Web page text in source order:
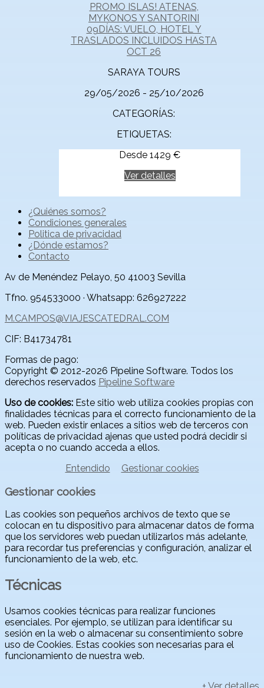
PROMO ISLAS! ATENAS,
MYKONOS Y SANTORINI
09DÍAS: VUELO, HOTEL Y
TRASLADOS INCLUIDOS HASTA
OCT 26
SARAYA TOURS
29/05/2026 - 25/10/2026
CATEGORÍAS:
ETIQUETAS:
Desde 1429 €
Ver detalles
¿Quiénes somos?
Condiciones generales
Politica de privacidad
¿Dónde estamos?
Contacto
Av de Menéndez Pelayo, 50 41003 Sevilla
Tfno. 954533000 · Whatsapp: 626927222
M.CAMPOS@VIAJESCATEDRAL.COM
CIF: B41734781
Formas de pago:
Copyright © 2012-2026 Pipeline Software. Todos los
derechos reservados Pipeline Software
Uso de cookies: Este sitio web utiliza cookies propias con
finalidades técnicas para el correcto funcionamiento de la
web. Pueden existir enlaces a sitios web de terceros con
políticas de privacidad ajenas que usted podrá decidir si
acepta o no cuando acceda a ellos.
Entendido
Gestionar cookies
Gestionar cookies
Las cookies son pequeños archivos de texto que se
colocan en tu dispositivo para almacenar datos de forma
que los servidores web puedan utilizarlos más adelante,
para recordar tus preferencias y configuración, analizar el
funcionamiento de la web, etc.
Técnicas
Usamos cookies técnicas para realizar funciones
esenciales. Por ejemplo, se utilizan para identificar su
sesión en la web o almacenar su consentimiento sobre
uso de Cookies. Estas cookies son necesarias para el
funcionamiento de nuestra web.